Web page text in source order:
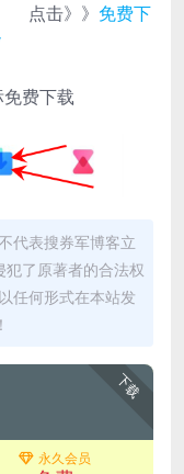
点击》》 免费下
费下载
代表搜券军博客立
了原著者的合法权
任何形式在本站发
下载
永久会员